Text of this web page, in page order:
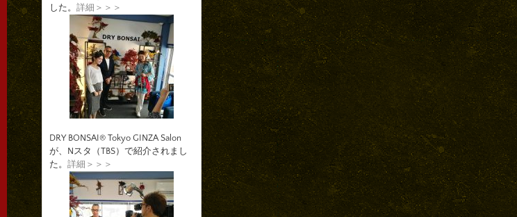
した。 詳細＞＞＞
DRY BONSAI® Tokyo GINZA Salon
が、Nスタ（TBS）で紹介されまし
た。 詳細＞＞＞